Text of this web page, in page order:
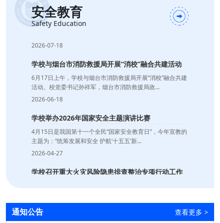
安全教育
Safety Education
学校召开2026年暑期工作部署会议
7月17日，学校召开部门、单位、学院负责人专题会议，部
2026-07-18
学校与烟台市消防救援局开展“消校”融合共建活动
6月17日上午，学校与烟台市消防救援局开展“消校”融合共建
活动。校党委书记孙祥军，烟台市消防救援局政...
2026-06-18
学校举办2026年国家安全主题演讲比赛
4月15日是我国第十一个全民“国家安全教育日”，今年宣教的
主题为：“统筹发展和安全 护航‘十五五’新...
2026-04-27
学校召开重大火灾风险隐患排查整治专项行动工作
工作推进会，党委委员、副院长王术光主持会议并讲...
2026-01-13
通知公告 查看更多 >